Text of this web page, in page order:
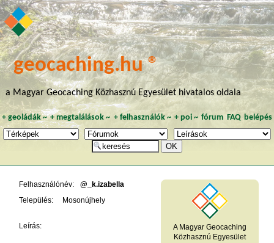
geocaching.hu ®
a Magyar Geocaching Közhasznú Egyesület hivatalos oldala
+ geoládák~ +megtalálások ~ + felhasználók~ + poi~ fórum FAQ belépés
A Magyar Geocaching
Közhasznú Egyesület
Felhasználónév:
@_k.izabella
Település:
Mosonújhely
Leírás: